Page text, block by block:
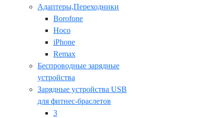
Адаптеры,Переходники
Borofone
Hoco
iPhone
Remax
Беспроводные зарядные
устройства
Зарядные устройства USB
для фитнес-браслетов
3